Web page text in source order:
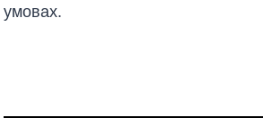
умовах.